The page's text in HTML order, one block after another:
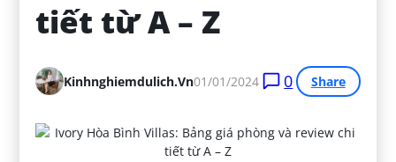
tiết từ A – Z
Kinhnghiemdulich.vn01/01/2024 0 Share